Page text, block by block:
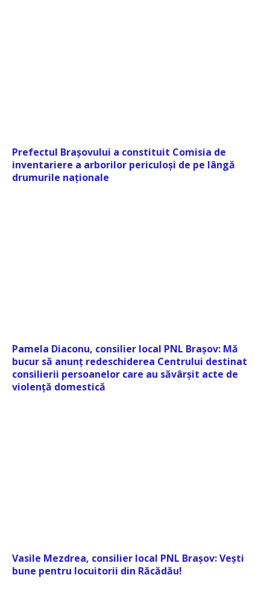
Prefectul Brașovului a constituit Comisia de
inventariere a arborilor periculoși de pe lângă
drumurile naționale
Pamela Diaconu, consilier local PNL Brașov: Mă
bucur să anunț redeschiderea Centrului destinat
consilierii persoanelor care au săvârșit acte de
violență domestică
Vasile Mezdrea, consilier local PNL Brașov: Vești
bune pentru locuitorii din Răcădău!